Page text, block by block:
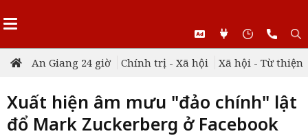
An Giang 24 giờ Chính trị - Xã hội Xã hội - Từ thiện
Xuất hiện âm mưu "đảo chính" lật
đổ Mark Zuckerberg ở Facebook